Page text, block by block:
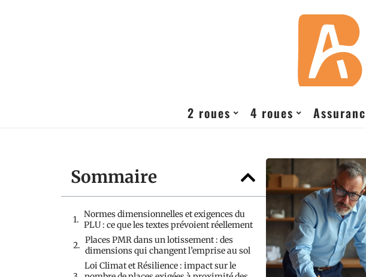
2 roues 4 roues
Sommaire
Normes dimensionnelles et exigences du
PLU : ce que les textes prévoient réellement
Places PMR dans un lotissement : des
dimensions qui changent l’emprise au sol
Loi Climat et Résilience : impact sur le